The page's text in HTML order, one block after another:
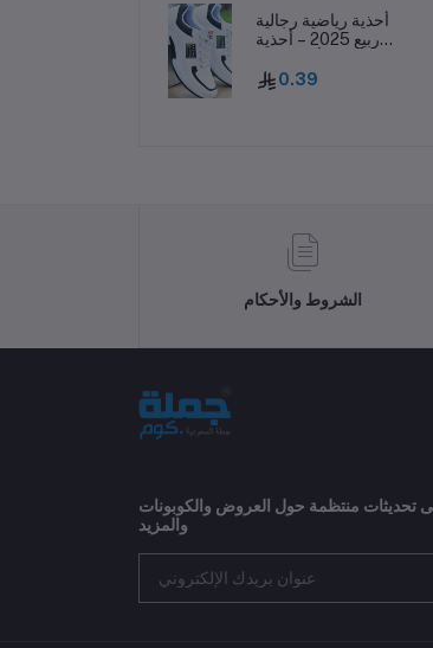
أحذية رياضية رجالية
ربيع 2025 – أحذية
سميك وقابلة للتهوية
ومقاومة للانزلاق
0.39
الشروط والأحكام
تحديثات منتظمة حول العروض والكوبونات
والمزيد